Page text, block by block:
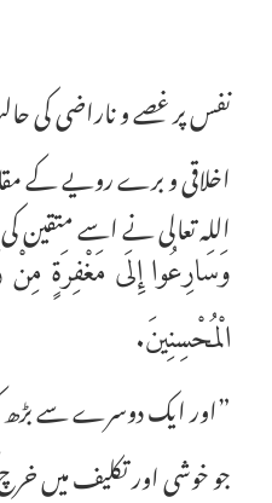
نفس پر غصے و ناراضی کی
اخلاقی و برے رویے کے
اللہ تعالی نے اسے متقین
وَسَارِعُوا إِلَى مَغْفِرَةٍ
الْمُحْسِنِينَ.
”اور ایک دوسرے سے بڑھ
جو خوشی اور تکلیف میں